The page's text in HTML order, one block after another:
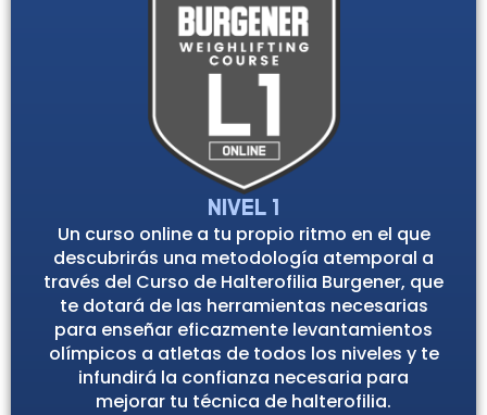
Nivel 1
Un curso online a tu propio ritmo en el que
descubrirás una metodología atemporal a
través del Curso de Halterofilia Burgener, que
te dotará de las herramientas necesarias
para enseñar eficazmente levantamientos
olímpicos a atletas de todos los niveles y te
infundirá la confianza necesaria para
mejorar tu técnica de halterofilia.